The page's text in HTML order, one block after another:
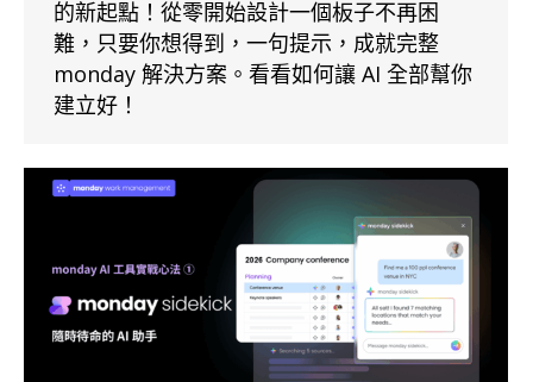
的新起點！從零開始設計一個板子不再困
難，只要你想得到，一句提示，成就完整
monday 解決方案。看看如何讓 AI 全部幫你
建立好！